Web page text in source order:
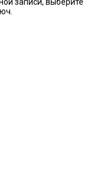
записи, выберите